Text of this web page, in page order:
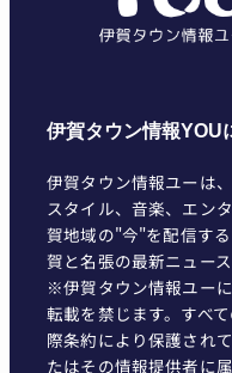
伊賀タウン情報YOU
伊賀タウン情報ユーは
スタイル、音楽、エン
賀地域の"今"を配信す
賀と名張の最新ニュー
※伊賀タウン情報ユー
転載を禁じます。すべ
際条約により保護され
たはその情報提供者に属